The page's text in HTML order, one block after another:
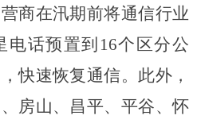
商在汛期前将通信行业
电话预置到16个区分公
快速恢复通信。此外，
房山、昌平、平谷、怀